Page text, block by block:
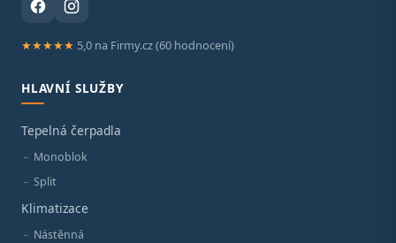
★★★★★ 5,0 na Firmy.cz (60 hodnocení)
HLAVNÍ SLUŽBY
Tepelná čerpadla
Monoblok
Split
Klimatizace
Nástěnná